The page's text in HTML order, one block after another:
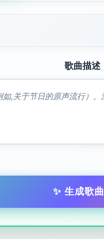
歌曲描述
✨ 生成歌曲